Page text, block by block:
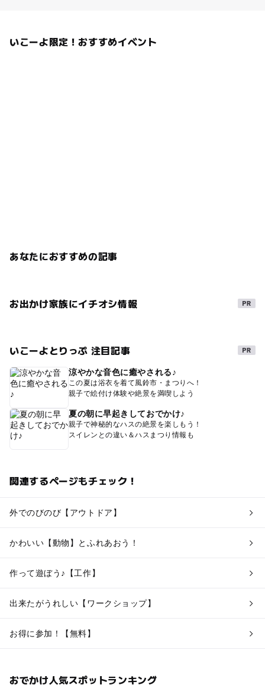
いこーよ限定！おすすめイベント
あなたにおすすめの記事
お出かけ家族にイチオシ情報
いこーよとりっぷ 注目記事
涼やかな音色に癒やされる♪
この夏は浴衣を着て風鈴市・まつりへ！
親子で絵付け体験や絶景を満喫しよう
夏の朝に早起きしておでかけ♪
親子で神秘的なハスの絶景を楽しもう！
スイレンとの違い＆ハスまつり情報も
関連するページもチェック！
外でのびのび【アウトドア】
かわいい【動物】とふれあおう！
作って遊ぼう♪【工作】
出来たがうれしい【ワークショップ】
お得に参加！【無料】
おでかけ人気スポットランキング